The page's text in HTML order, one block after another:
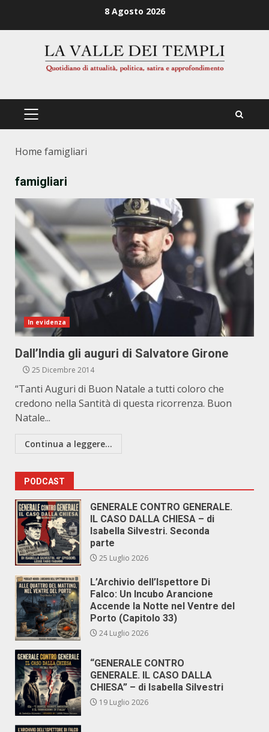
8 Agosto 2026
PRIMÄRES
Home famigliari
famigliari
In evidenza
Dall’India gli auguri di Salvatore Girone
25 Dicembre 2014
“Tanti Auguri di Buon Natale a tutti coloro che
credono nella Santità di questa ricorrenza. Buon
Natale...
Continua a leggere...
PODCAST
GENERALE CONTRO GENERALE.
IL CASO DALLA CHIESA – di
Isabella Silvestri. Seconda
parte
25 Luglio 2026
L’Archivio dell’Ispettore Di
Falco: Un Incubo Arancione
Accende la Notte nel Ventre del
Porto (Capitolo 33)
24 Luglio 2026
“GENERALE CONTRO
GENERALE. IL CASO DALLA
CHIESA” – di Isabella Silvestri
19 Luglio 2026